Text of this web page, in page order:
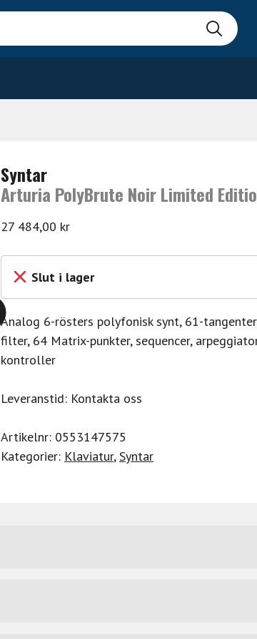
Syntar
Arturia PolyBrute Noir Limited
27 484,00 kr
Slut i lager
Analog 6-rösters polyfonisk synt, 61-
filter, 64 Matrix-punkter, sequencer,
kontroller
Leveranstid: Kontakta oss
Artikelnr: 0553147575
Kategorier: Klaviatur,Syntar